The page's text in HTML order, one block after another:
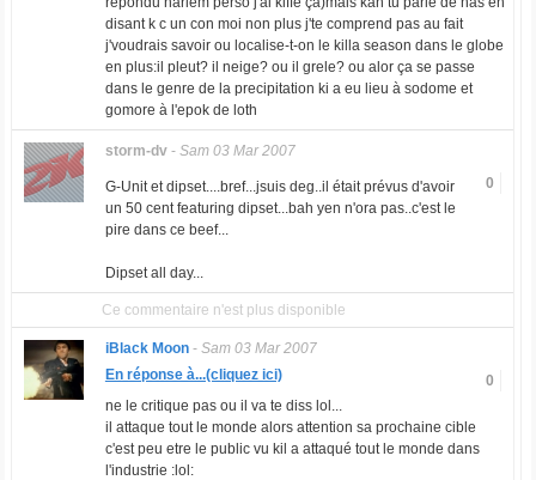
disant k c un con moi non plus j'te comprend pas au fait
j'voudrais savoir ou localise-t-on le killa season dans le globe
en plus:il pleut? il neige? ou il grele? ou alor ça se passe
dans le genre de la precipitation ki a eu lieu à sodome et
gomore à l'epok de loth
storm-dv- Sam 03 Mar 2007
0
G-Unit et dipset....bref...jsuis deg..il était prévus d'avoir
un 50 cent featuring dipset...bah yen n'ora pas..c'est le
pire dans ce beef...
Dipset all day...
Ce commentaire n'est plus disponible
iBlack Moon - Sam 03 Mar 2007
0
En réponse à...(cliquez ici)
ne le critique pas ou il va te diss lol...
il attaque tout le monde alors attention sa prochaine cible
c'est peu etre le public vu kil a attaqué tout le monde dans
l'industrie :lol: